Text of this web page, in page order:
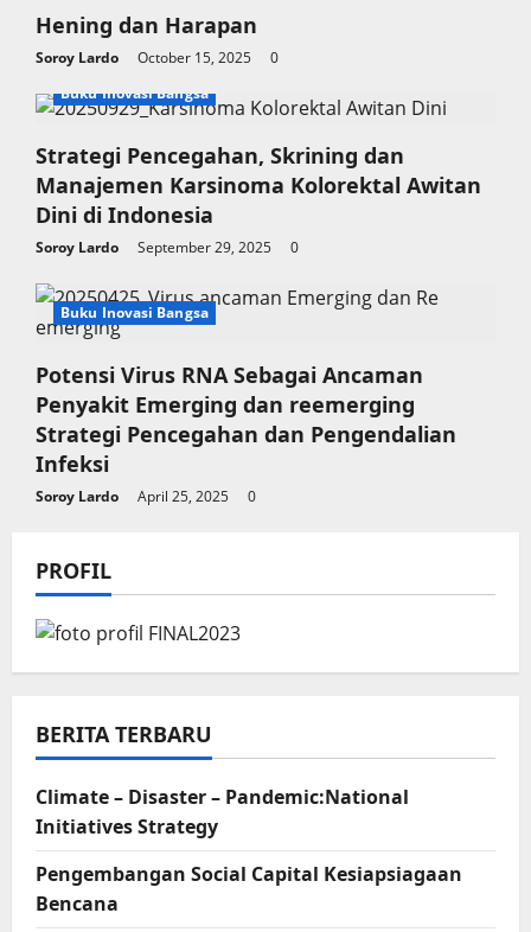
n
Hening dan Harapan
Soroy Lardo October 15, 2025
0
Buku Inovasi Bangsa
Strategi Pencegahan, Skrining dan
Manajemen Karsinoma Kolorektal Awitan
Dini di Indonesia
Soroy Lardo September 29, 2025 0
Buku Inovasi Bangsa
Potensi Virus RNA Sebagai Ancaman
Penyakit Emerging dan reemerging
Strategi Pencegahan dan Pengendalian
Infeksi
Soroy Lardo April 25, 2025 0
PROFIL
BERITA TERBARU
Climate – Disaster – Pandemic:National
Initiatives Strategy
Pengembangan Social Capital Kesiapsiagaan
Bencana